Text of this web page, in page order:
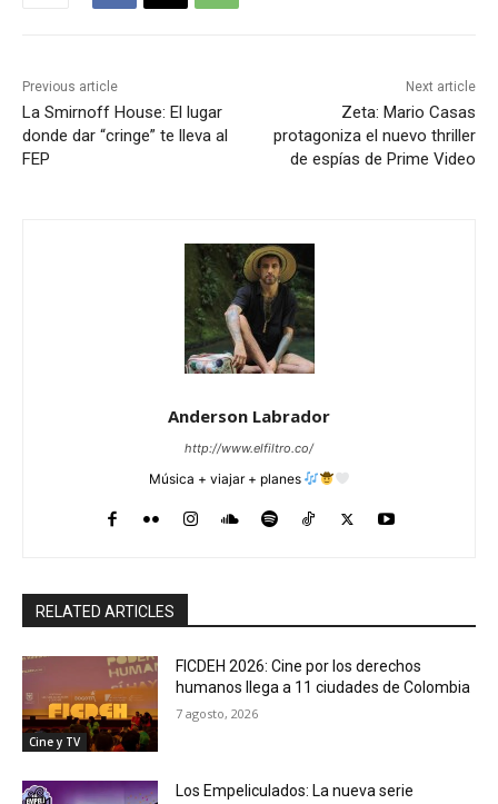
Previous article
La Smirnoff House: El lugar
donde dar “cringe” te lleva al
FEP
Next article
Zeta: Mario Casas
protagoniza el nuevo thriller
de espías de Prime Video
Anderson Labrador
http://www.elfiltro.co/
Música + viajar + planes
RELATED ARTICLES
Cine y TV
FICDEH 2026: Cine por los derechos
humanos llega a 11 ciudades de Colombia
7 agosto, 2026
Los Empeliculados: La nueva serie